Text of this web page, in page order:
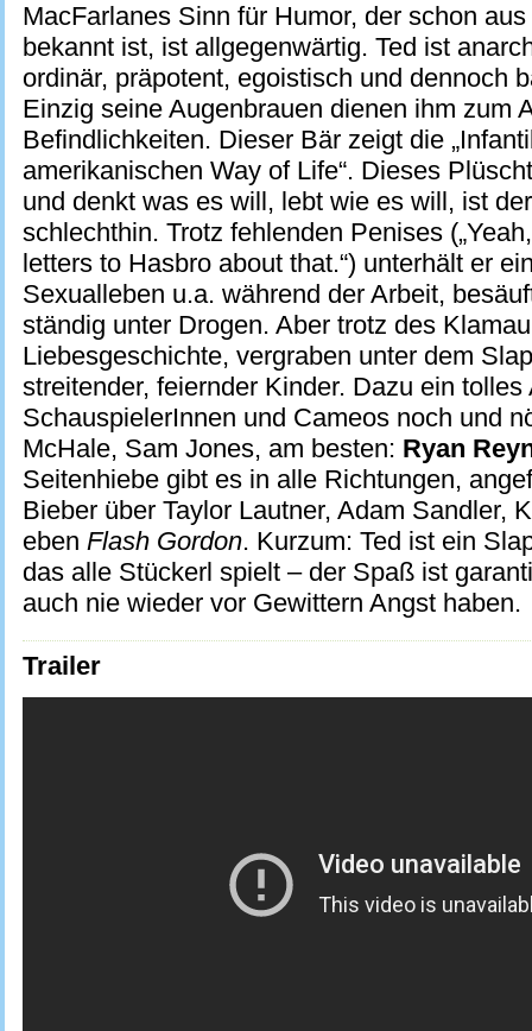
MacFarlanes Sinn für Humor, der schon
bekannt ist, ist allgegenwärtig. Ted ist
ordinär, präpotent, egoistisch und dennoch
Einzig seine Augenbrauen dienen ihm zum
Befindlichkeiten. Dieser Bär zeigt die
amerikanischen Way of Life“. Dieses
und denkt was es will, lebt wie es will, ist
schlechthin. Trotz fehlenden Penises
letters to Hasbro about that.“) unterhält er
Sexualleben u.a. während der Arbeit,
ständig unter Drogen. Aber trotz des
Liebesgeschichte, vergraben unter dem
streitender, feiernder Kinder. Dazu ein tolles
SchauspielerInnen und Cameos noch und
McHale, Sam Jones, am besten: Ryan
Seitenhiebe gibt es in alle Richtungen,
Bieber über Taylor Lautner, Adam Sandler,
eben Flash Gordon. Kurzum: Ted ist ein
das alle Stückerl spielt – der Spaß ist
auch nie wieder vor Gewittern Angst haben.
Trailer